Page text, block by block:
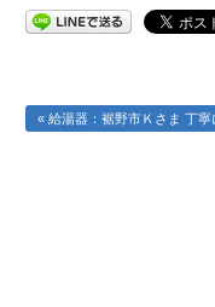
« 給湯器：裾野市Ｋさま 丁寧